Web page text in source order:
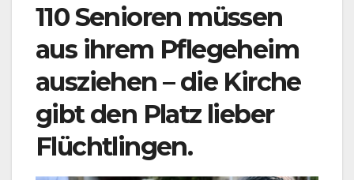
110 Senioren müssen
aus ihrem Pflegeheim
ausziehen – die Kirche
gibt den Platz lieber
Flüchtlingen.